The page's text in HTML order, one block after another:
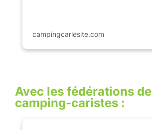
campingcarlesite.com
Avec les fédérations de
camping-caristes :